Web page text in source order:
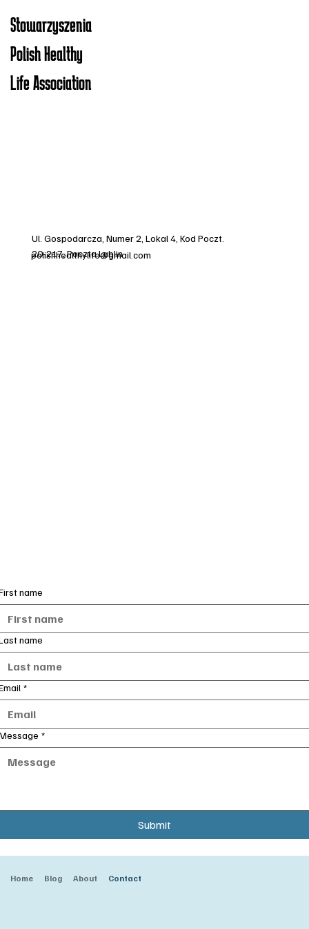
Stowarzyszenia
Polish Healthy
Life Association
name
name
*
*
Submit
Ul. Gospodarcza, Numer 2, Lokal 4, Kod Poczt.
20-217, Poczta Lublin
polishhealthylife@gmail.com
Home Blog About Contact